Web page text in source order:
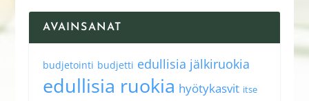
AVAINSANAT
budjetointi budjetti edullisia jälkiruokia
edullisia ruokia hyötykasvit itse